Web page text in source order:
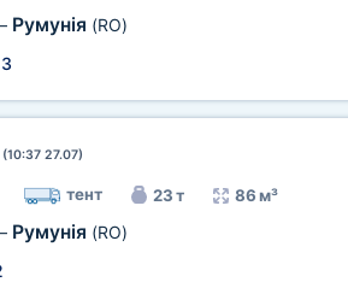
Румунія (RO)
27.07)
тент 23 т 86 м³
Румунія (RO)